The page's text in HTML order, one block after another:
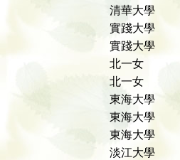
清華大學
實踐大學
實踐大學
北一女
北一女
東海大學
東海大學
東海大學
淡江大學